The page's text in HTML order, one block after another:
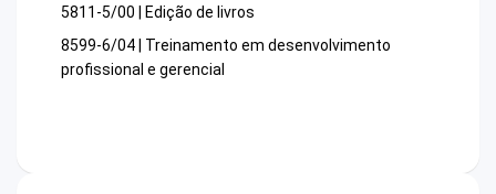
5811-5/00 | Edição de livros
8599-6/04 | Treinamento em desenvolvimento
profissional e gerencial